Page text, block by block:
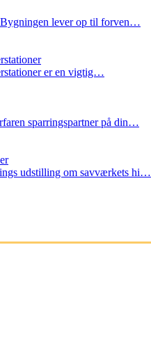
Bygningen lever op til forven…
er en vigtig…
sparringspartner på din…
udstilling om savværkets hi…